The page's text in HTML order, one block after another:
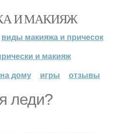
И МАКИЯЖ
виды макияжа и причесок
и макияж
дому
игры отзывы
леди?